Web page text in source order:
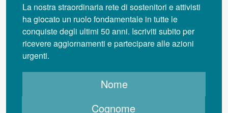
La nostra straordinaria rete di sostenitori e attivisti
ha giocato un ruolo fondamentale in tutte le
conquiste degli ultimi 50 anni. Iscriviti subito per
ricevere aggiornamenti e partecipare alle azioni
urgenti.